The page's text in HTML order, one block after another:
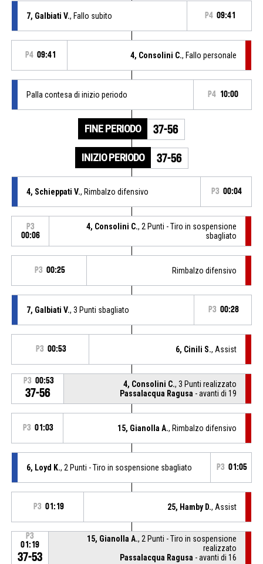
7, Galbiati V., Fallo subito P4 09:41
P4 09:41 4, Consolini C., Fallo personale
Palla contesa di inizio periodo P4 10:00
FINE PERIODO 37-56
INIZIO PERIODO 37-56
4, Schieppati V., Rimbalzo difensivo P3 00:04
P3
00:06
4, Consolini C., 2 Punti - Tiro in sospensione
sbagliato
P3 00:25 Rimbalzo difensivo
7, Galbiati V., 3 Punti sbagliato P3 00:28
P3 00:53 6, Cinili S., Assist
P3 00:53
37-56
4, Consolini C., 3 Punti realizzato
Passalacqua Ragusa - avanti di 19
P3 01:03 15, Gianolla A., Rimbalzo difensivo
6, Loyd K., 2 Punti - Tiro in sospensione sbagliato P3 01:05
P3 01:19 25, Hamby D., Assist
P3
01:19
37-53
15, Gianolla A., 2 Punti - Tiro in sospensione
realizzato
Passalacqua Ragusa - avanti di 16